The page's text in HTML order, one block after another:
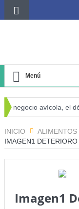
Menú
negocio avícola, el
INICIO
ALIMENTOS
IMAGEN1
Imagen1